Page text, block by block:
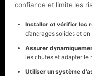
confiance et limite les
Installer et vérifier les
d’ancrages solides et
Assurer
les chutes et adapter le
Utiliser un système